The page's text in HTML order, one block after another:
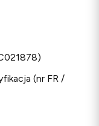
(nr FR /